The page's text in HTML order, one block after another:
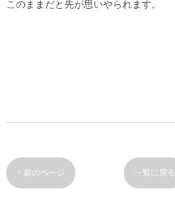
このままだと先が思いやられます。
< 前のページ 一覧に戻る